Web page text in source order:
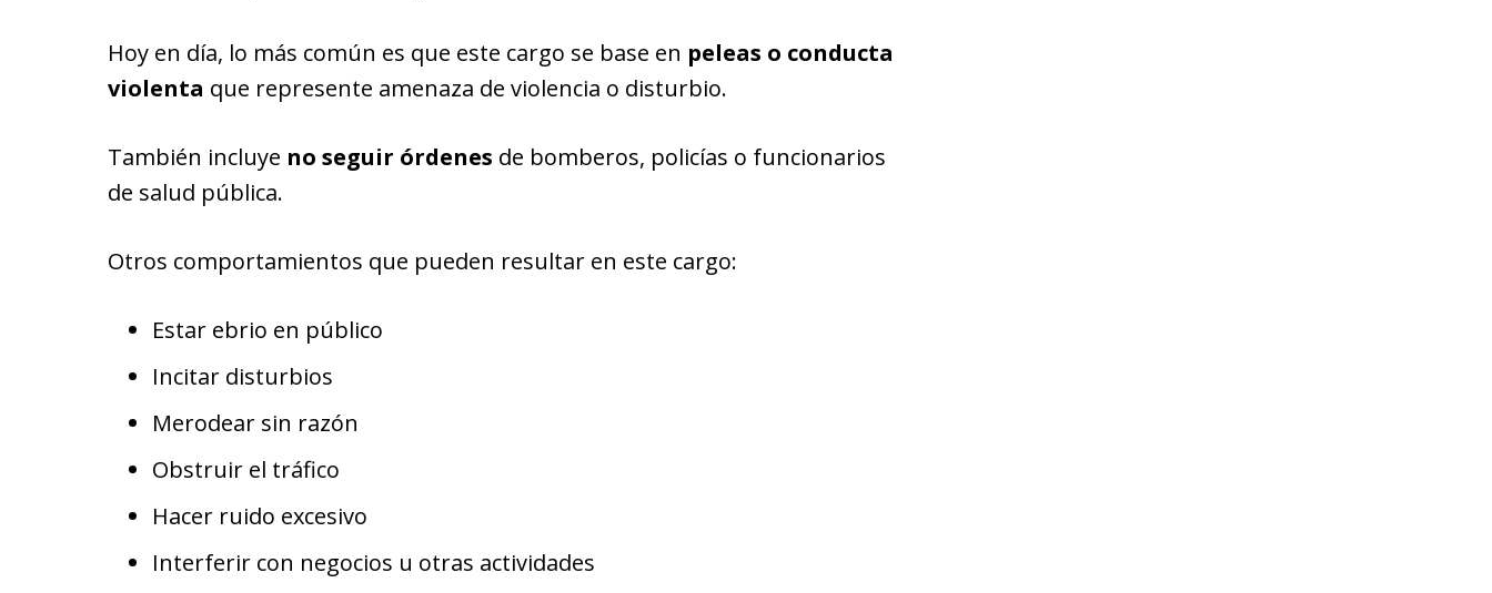
Hoy en día, lo más común es que este cargo se base en peleas o conducta
violenta que represente amenaza de violencia o disturbio.
También incluye no seguir órdenes de bomberos, policías o funcionarios
de salud pública.
Otros comportamientos que pueden resultar en este cargo:
Estar ebrio en público
Incitar disturbios
Merodear sin razón
Obstruir el tráfico
Hacer ruido excesivo
Interferir con negocios u otras actividades